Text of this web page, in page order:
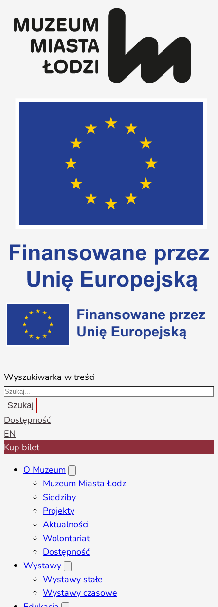
Wyszukiwarka w treści
Szukaj
Dostępność
EN
Kup bilet
O Muzeum
Muzeum Miasta Łodzi
Siedziby
Projekty
Aktualności
Wolontariat
Dostępność
Wystawy
Wystawy stałe
Wystawy czasowe